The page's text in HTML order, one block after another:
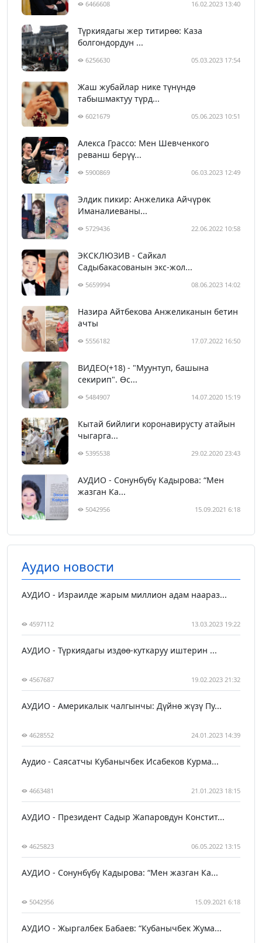
6466608 16.02.2023 13:40
Түркиядагы жер титирөө: Каза
болгондордун ...
6256630 05.03.2023 17:54
Жаш жубайлар нике түнүндө
табышмактуу түрд...
6021679 05.06.2023 10:51
Алекса Грассо: Мен Шевченкого
реванш берүү...
5900869 06.03.2023 12:49
Элдик пикир: Анжелика Айчүрөк
Иманалиеваны...
5729436 22.06.2022 10:58
ЭКСКЛЮЗИВ - Сайкал
Садыбакасованын экс-жол...
5659994 08.06.2023 14:02
Назира Айтбекова Анжеликанын бетин
ачты
5556182 17.07.2022 16:50
ВИДЕО(+18) - "Муунтуп, башына
секирип". Өс...
5484907 14.07.2020 15:19
Кытай бийлиги коронавирусту атайын
чыгарга...
5395538 29.02.2020 23:43
АУДИО - Сонунбүбү Кадырова: “Мен
жазган Ка...
5042956 15.09.2021 6:18
Аудио новости
АУДИО - Израилде жарым миллион адам наараз...
4597112 13.03.2023 19:22
АУДИО - Түркиядагы издөө-куткаруу иштерин ...
4567687 19.02.2023 21:32
АУДИО - Америкалык чалгынчы: Дүйнө жүзү Пу...
4628552 24.01.2023 14:39
Аудио - Саясатчы Кубанычбек Исабеков Курма...
4663481 21.01.2023 18:15
АУДИО - Президент Садыр Жапаровдун Констит...
4625823 06.05.2022 13:15
АУДИО - Сонунбүбү Кадырова: “Мен жазган Ка...
5042956 15.09.2021 6:18
АУДИО - Жыргалбек Бабаев: “Кубанычбек Жума...